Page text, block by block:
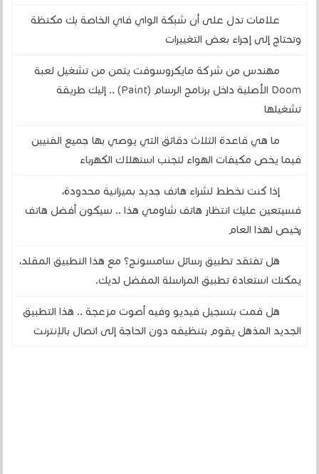
علامات تدل على أن شبكة الواي فاي الخاصة بك مكتظة
وتحتاج إلى إجراء بعض التغييرات
مهندس من شركة مايكروسوفت يتمن من تشغيل لعبة
Doom الأصلية داخل برنامج الرسام (Paint) .. إليك طريقة
تشغيلها
ما هي قاعدة الثلاث دقائق التي يوصي بها جميع الفنيين
فيما يخص مكيفات الهواء لتجنب استهلاك الكهرباء
إذا كنت تخطط لشراء هاتف جديد بميزانية محدودة،
فسيتعين عليك انتظار هاتف شاومي هذا .. سيكون أفضل هاتف
رخيص لهذا العام
هل تفتقد تطبيق رسائل سامسونج؟ مع هذا التطبيق المقلد،
يمكنك استعادة تطبيق المراسلة المفضل لديك.
هل قمت بتسجيل فيديو وفيه أصوت مزعجة .. هذا التطبيق
الجديد المذهل يقوم بتنظيفه دون الحاجة إلى اتصال بالإنترنت